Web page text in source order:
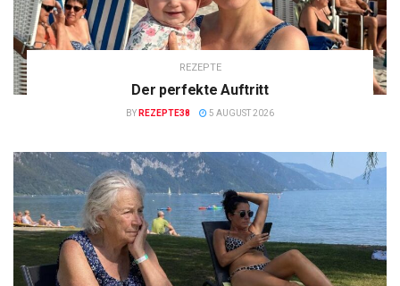
REZEPTE
Der perfekte Auftritt
BY REZEPTE38 5 AUGUST 2026